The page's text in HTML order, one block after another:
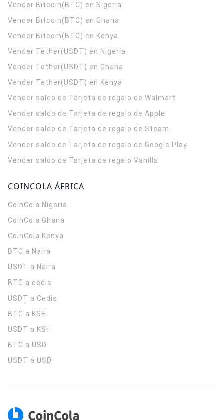
Vender Bitcoin(BTC) en Nigeria
Vender Bitcoin(BTC) en Ghana
Vender Bitcoin(BTC) en Kenya
Vender Tether(USDT) en Nigeria
Vender Tether(USDT) en Ghana
Vender Tether(USDT) en Kenya
Vender saldo de Tarjeta de regalo de Walmart
Vender saldo de Tarjeta de regalo de Apple
Vender saldo de Tarjeta de regalo de Steam
Vender saldo de Tarjeta de regalo de Google Play
Vender saldo de Tarjeta de regalo Vanilla
COINCOLA ÁFRICA
CoinCola Nigeria
CoinCola Ghana
CoinCola Kenya
BTC a Naira
USDT a Naira
BTC a cedis
USDT a Cedis
BTC a KSH
USDT a KSH
BTC a USD
USDT a USD